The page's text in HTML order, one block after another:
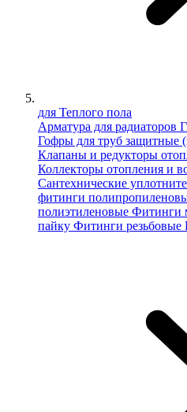
для Теплого пола
Арматура для радиаторов
Гофры для труб защитные
Клапаны и редукторы
Коллекторы отопления и
Сантехнические
фитинги
полиэтиленовые Фитинги
пайку Фитинги резьбовые